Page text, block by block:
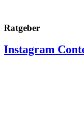
Ratgeber
Instagram